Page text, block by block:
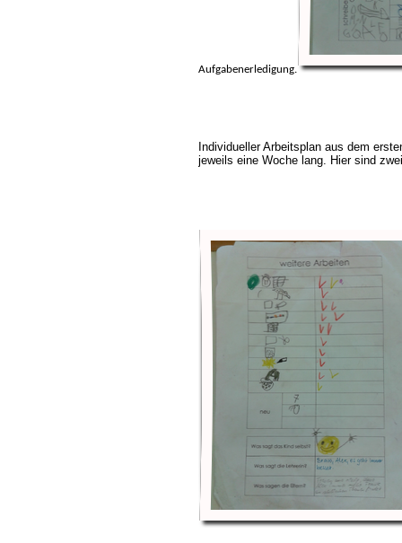
Aufgabenerledigung.
Individueller Arbeitsplan aus dem
jeweils eine Woche lang. Hier sind